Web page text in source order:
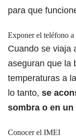
para que
Exponer el teléfono a
Cuando se viaja
aseguran que la
temperaturas a
lo tanto, se
sombra o en
Conocer el IMEI